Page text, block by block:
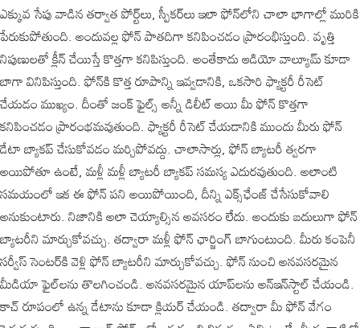
ఎక్కువ సేపు వాడిన తర్వాత పోర్ట్‌లు, స్పీకర్‌లు ఇలా ఫోన్‌లోని చాలా భాగాల్లో మురికి
పేరుకుపోతుంది. అందువల్ల ఫోన్ పాతదిగా కనిపించడం ప్రారంభిస్తుంది. వృత్తి
నిపుణులతో క్లీన్ చేయిస్తే కొత్తగా కనిపిస్తుంది. అంతేకాదు ఆడియో వాల్యూమ్ కూడా
బాగా వినిపిస్తుంది. ఫోన్‌కి కొత్త రూపాన్ని ఇవ్వడానికి, ఒకసారి ఫ్యాక్టరీ రీసెట్
చేయడం ముఖ్యం. దీంతో జంక్ ఫైల్స్ అన్నీ డిలీట్ అయి మీ ఫోన్ కొత్తగా
కనిపించడం ప్రారంభమవుతుంది. ఫ్యాక్టరీ రీసెట్ చేయడానికి ముందు మీరు ఫోన్
డేటా బ్యాకప్ చేసుకోవడం మర్చిపోవద్దు. చాలాసార్లు, ఫోన్ బ్యాటరీ త్వరగా
అయిపోతూ ఉంటే, మళ్లీ మళ్లీ బ్యాటరీ బ్యాకప్ సమస్య ఎదురవుతుంది. అలాంటి
సమయంలో ఇక ఈ ఫోన్ పని అయిపోయింది, దీన్ని ఎక్స్‌ఛేంజ్ చేసేసుకోవాలి
అనుకుంటారు. నిజానికి అలా చెయ్యాల్సిన అవసరం లేదు. అందుకు బదులుగా ఫోన్
బ్యాటరీని మార్చుకోవచ్చు. తద్వారా మళ్లీ ఫోన్ ఛార్జింగ్ బాగుంటుంది. మీరు కంపెనీ
సర్వీస్ సెంటర్‌కి వెళ్లి ఫోన్ బ్యాటరీని మార్చుకోవచ్చు. ఫోన్ నుంచి అనవసరమైన
మీడియా ఫైల్‌లను తొలగించండి. అనవసరమైన యాప్‌లను అన్‌ఇన్‌స్టాల్ చేయండి.
కాచ్ రూపంలో ఉన్న డేటాను కూడా క్లియర్ చేయండి. తద్వారా మీ ఫోన్ వేగం